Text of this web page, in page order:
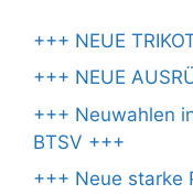
+++ NEUE
+++ NEUE
+++ Neuwahlen
BTSV +++
+++ Neue starke